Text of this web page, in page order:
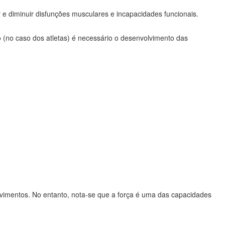
diminuir disfunções musculares e incapacidades funcionais.
caso dos atletas) é necessário o desenvolvimento das
No entanto, nota-se que a força é uma das capacidades